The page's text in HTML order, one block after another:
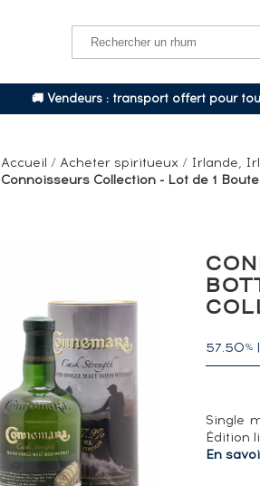
🚚 Vendeurs : transport offert pour
Accueil / Acheter spiritueux / Irlande,
Connoisseurs Collection - Lot de 1
57.50% |
Single
Édition
En